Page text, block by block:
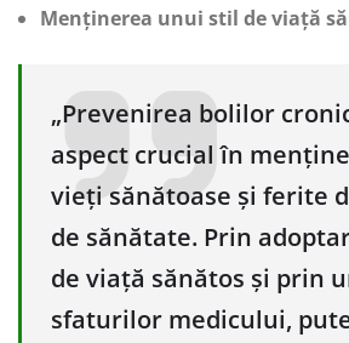
Menținerea unui stil de viață
„Prevenirea bolilor
aspect crucial în
vieți sănătoase și ferite
de sănătate. Prin
de viață sănătos și prin
sfaturilor medicului,